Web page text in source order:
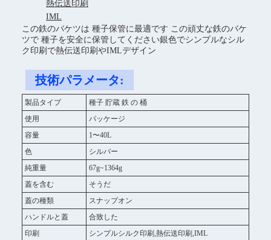
熱伝送印刷
IML
この鉄のバケツは 種子保管に最適です この頑丈な鉄のバケ
ツで 種子を安全に保管してください銀色でシンプルなシル
ク印刷で熱伝送印刷やIMLデザイン
技術パラメータ:
製品タイプ
種子 貯蔵 鉄 の 桶
使用
パッケージ
容量
1〜40L
色
シルバー
純重量
67g~1364g
蓋を含む
そうだ
蓋の種類
スナップオン
ハンドルと蓋
合致した
印刷
シンプルシルク印刷,熱伝送印刷,IML